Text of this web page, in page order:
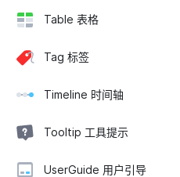
Table 表格
Tag 标签
Timeline 时间轴
Tooltip 工具提示
UserGuide 用户引导